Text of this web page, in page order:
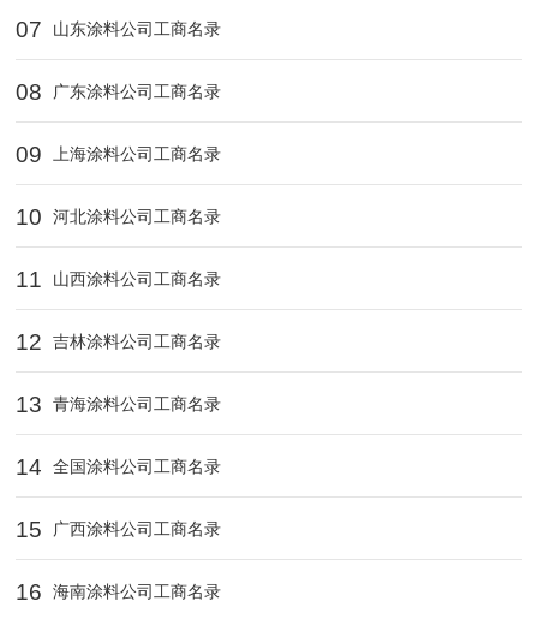
07 山东涂料公司工商名录
08 广东涂料公司工商名录
09 上海涂料公司工商名录
10 河北涂料公司工商名录
11 山西涂料公司工商名录
12 吉林涂料公司工商名录
13 青海涂料公司工商名录
14 全国涂料公司工商名录
15 广西涂料公司工商名录
16 海南涂料公司工商名录